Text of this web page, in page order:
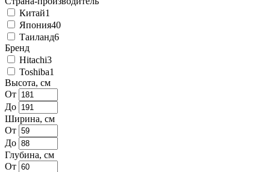
Китай1
Япония40
Таиланд6
Бренд
Hitachi3
Toshiba1
Высота, см
От
До
Ширина, см
От
До
Глубина, см
От